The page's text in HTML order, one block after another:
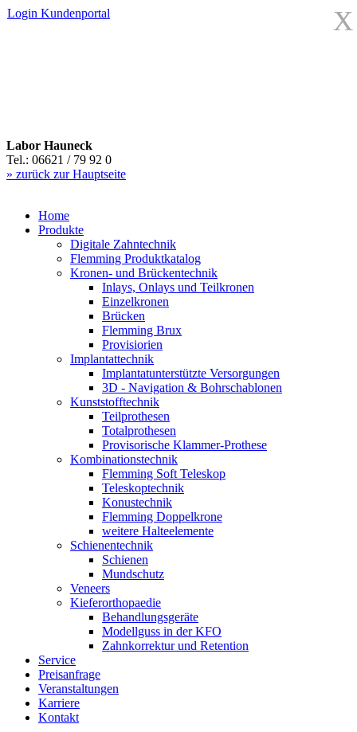
Login Kundenportal
Labor Hauneck
Tel.: 06621 / 79 92 0
» zurück zur Hauptseite
Home
Produkte
Digitale Zahntechnik
Flemming Produktkatalog
Kronen- und Brückentechnik
Inlays, Onlays und Teilkronen
Einzelkronen
Brücken
Flemming Brux
Provisiorien
Implantat­technik
Implantat­unterstützte Versorgungen
3D - Navigation & Bohr­schablonen
Kunststoff­technik
Teilprothesen
Totalprothesen
Provisorische Klammer-Prothese
Kombinations­technik
Flemming Soft Teleskop
Teleskoptechnik
Konustechnik
Flemming Doppelkrone
weitere Halteelemente
Schienen­technik
Schienen
Mundschutz
Veneers
Kieferorthopaedie
Behandlungs­geräte
Modellguss in der KFO
Zahnkorrektur und Retention
Service
Preisanfrage
Veranstaltungen
Karriere
Kontakt
X